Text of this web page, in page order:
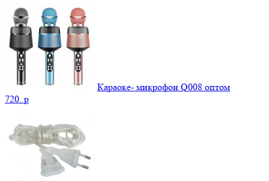
Караоке- микрофон Q008 оптом
720. p